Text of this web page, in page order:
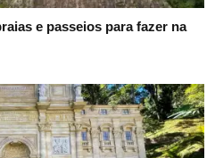
e passeios para fazer na